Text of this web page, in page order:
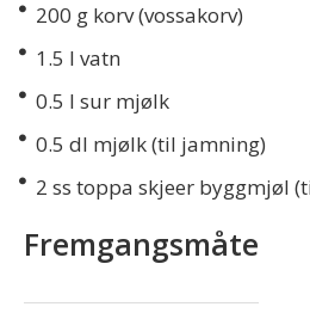
200 g korv (vossakorv)
1.5 l vatn
0.5 l sur mjølk
0.5 dl mjølk (til jamning)
2 ss toppa skjeer byggmjøl
Fremgangsmåte